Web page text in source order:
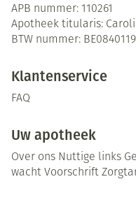
APB nummer: 110261
Apotheek titularis:
BTW nummer:
Klantenservice
FAQ
Uw apotheek
Over ons Nuttige links
wacht Voorschrift